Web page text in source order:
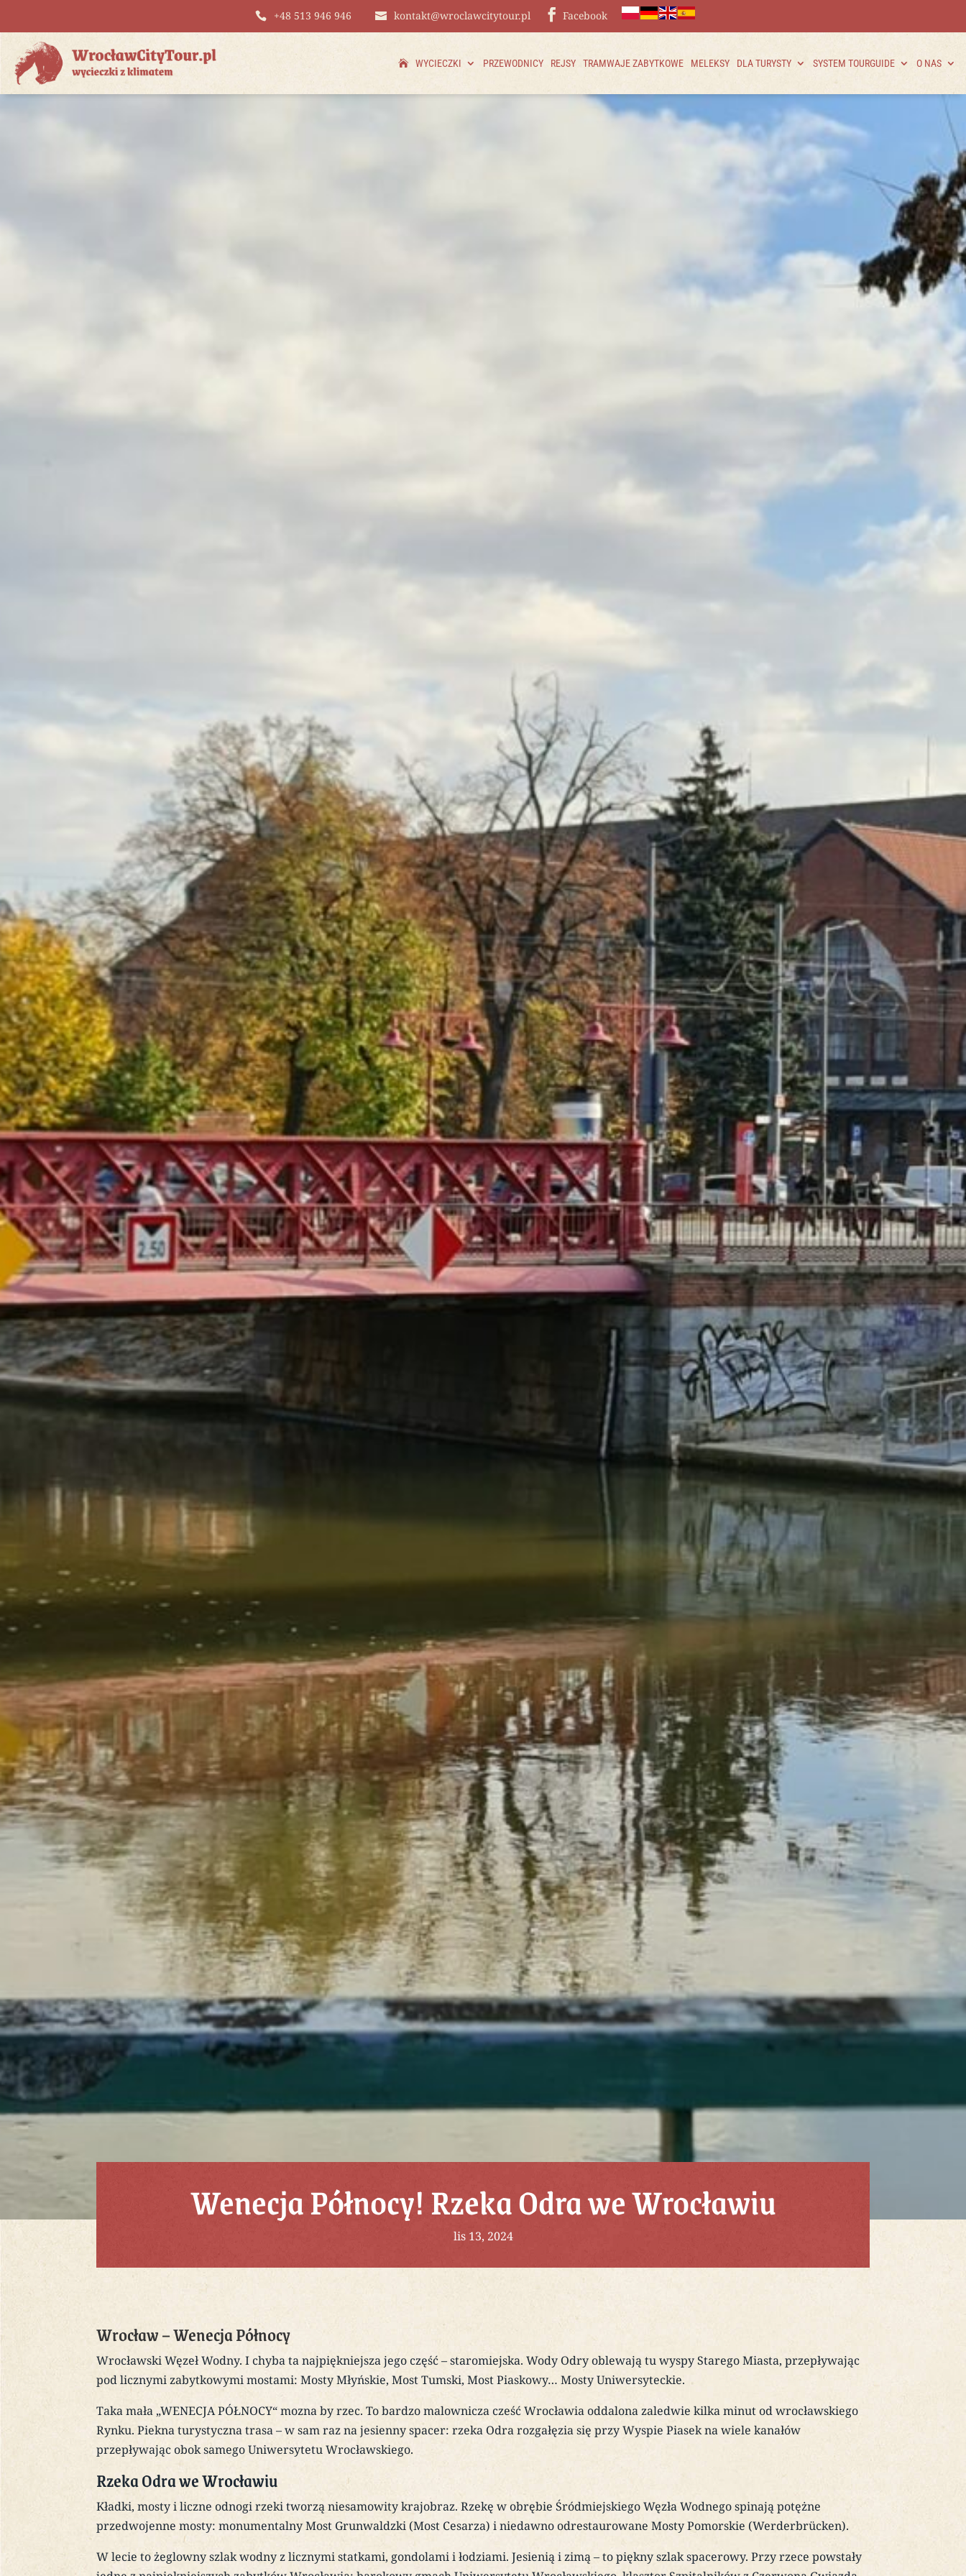
+48 513 946 946 kontakt@wroclawcitytour.pl Facebook
WYCIECZKI PRZEWODNICY REJSY TRAMWAJE ZABYTKOWE MELEKSY DLA TURYSTY SYSTEM TOURGUIDE O NAS
Wenecja Północy! Rzeka Odra we Wrocławiu
lis 13, 2024
Wrocław – Wenecja Północy
Wrocławski Węzeł Wodny. I chyba ta najpiękniejsza jego część – staromiejska. Wody Odry oblewają tu wyspy Starego Miasta, przepływając
pod licznymi zabytkowymi mostami: Mosty Młyńskie, Most Tumski, Most Piaskowy… Mosty Uniwersyteckie.
Taka mała „WENECJA PÓŁNOCY“ mozna by rzec. To bardzo malownicza cześć Wrocławia oddalona zaledwie kilka minut od wrocławskiego
Rynku. Piekna turystyczna trasa – w sam raz na jesienny spacer: rzeka Odra rozgałęzia się przy Wyspie Piasek na wiele kanałów
przepływając obok samego Uniwersytetu Wrocławskiego.
Rzeka Odra we Wrocławiu
Kładki, mosty i liczne odnogi rzeki tworzą niesamowity krajobraz. Rzekę w obrębie Śródmiejskiego Węzła Wodnego spinają potężne
przedwojenne mosty: monumentalny Most Grunwaldzki (Most Cesarza) i niedawno odrestaurowane Mosty Pomorskie (Werderbrücken).
W lecie to żeglowny szlak wodny z licznymi statkami, gondolami i łodziami. Jesienią i zimą – to piękny szlak spacerowy. Przy rzece powstały